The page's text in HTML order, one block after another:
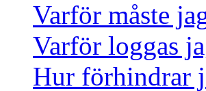
Varför måste
Varför loggas
Hur förhindrar